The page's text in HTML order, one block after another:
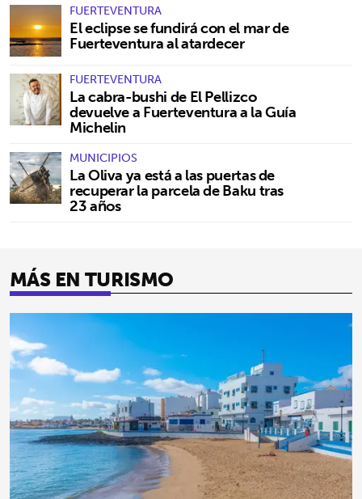
FUERTEVENTURA
El eclipse se fundirá con el mar de
Fuerteventura al atardecer
FUERTEVENTURA
La cabra-bushi de El Pellizco
devuelve a Fuerteventura a la Guía
Michelin
MUNICIPIOS
La Oliva ya está a las puertas de
recuperar la parcela de Baku tras
23 años
MÁS EN TURISMO